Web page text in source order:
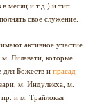
в месяц и т.д.) и тип
свое служение.
активное участие
Лилавати, которые
для Божеств и прасад
м. Индулекха, м.
и м. Трайлокья